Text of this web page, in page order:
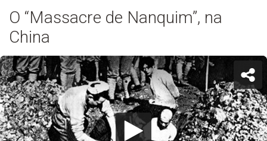
O “Massacre de Nanquim”, na
China